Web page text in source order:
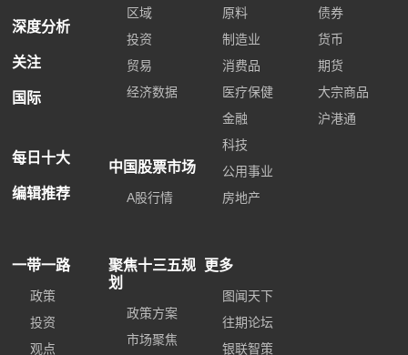
深度分析
关注
国际
每日十大
编辑推荐
区域
投资
贸易
经济数据
中国股票市场
A股行情
原料
制造业
消费品
医疗保健
金融
科技
公用事业
房地产
债券
货币
期货
大宗商品
沪港通
一带一路
政策
投资
观点
聚焦十三五规
划
政策方案
市场聚焦
更多
图闻天下
往期论坛
银联智策